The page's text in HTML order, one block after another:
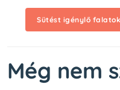
Sütést igénylő falatok
Még nem